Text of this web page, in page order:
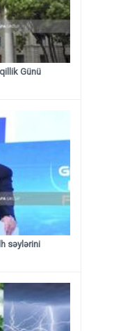
Günü
səylərini